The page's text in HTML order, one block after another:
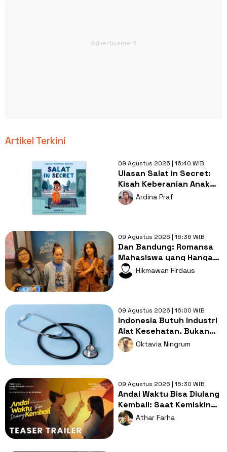
Artikel Terkini
09 Agustus 2026 | 16:40 WIB
Ulasan Salat in Secret:
Kisah Keberanian Anak
Muslim yang
Menginspirasi
Ardina Praf
09 Agustus 2026 | 16:36 WIB
Dan Bandung: Romansa
Mahasiswa yang Hangat
dengan Bumbu
Persahabatan yang
Hikmawan Firdaus
09 Agustus 2026 | 16:00 WIB
Indonesia Butuh Industri
Alat Kesehatan, Bukan
Sekadar Pasar Impor
Oktavia Ningrum
09 Agustus 2026 | 15:30 WIB
Andai Waktu Bisa Diulang
Kembali: Saat Kemiskinan
Merampas Kebebasan
Cinta
Athar Farha